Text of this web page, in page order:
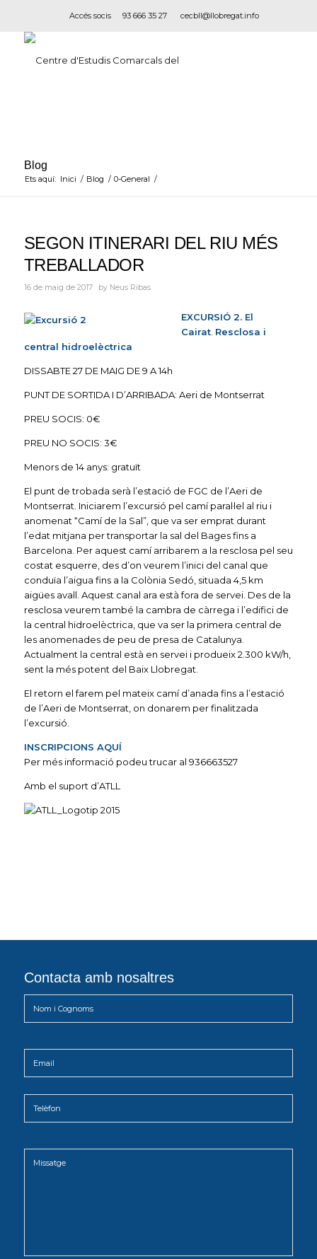
Accés socis 93 666 35 27 cecbll@llobregat.info
Blog
Ets aquí: Inici / Blog / 0-General /
SEGON ITINERARI DEL RIU MÉS
TREBALLADOR
16 de maig de 2017 by Neus Ribas
EXCURSIÓ 2. El
Cairat. Resclosa i
central hidroelèctrica
DISSABTE 27 DE MAIG DE 9 A 14h
PUNT DE SORTIDA I D’ARRIBADA: Aeri de Montserrat
PREU SOCIS: 0€
PREU NO SOCIS: 3€
Menors de 14 anys: gratuït
El punt de trobada serà l’estació de FGC de l’Aeri de
Montserrat. Iniciarem l’excursió pel camí paral·lel al riu i
anomenat “Camí de la Sal”, que va ser emprat durant
l’edat mitjana per transportar la sal del Bages fins a
Barcelona. Per aquest camí arribarem a la resclosa pel seu
costat esquerre, des d’on veurem l’inici del canal que
conduïa l’aigua fins a la Colònia Sedó, situada 4,5 km
aigües avall. Aquest canal ara està fora de servei. Des de la
resclosa veurem també la cambra de càrrega i l’edifici de
la central hidroelèctrica, que va ser la primera central de
les anomenades de peu de presa de Catalunya.
Actualment la central està en servei i produeix 2.300 kW/h,
sent la més potent del Baix Llobregat.
El retorn el farem pel mateix camí d’anada fins a l’estació
de l’Aeri de Montserrat, on donarem per finalitzada
l’excursió.
INSCRIPCIONS AQUÍ
Per més informació podeu trucar al 936663527
Amb el suport d’ATLL
Contacta amb nosaltres